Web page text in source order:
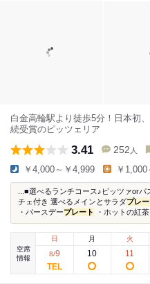
白金高輪駅より徒歩5分！日本初
続受賞のピッツェリア
3.41 252 人
￥4,000～￥4,999 ￥
...■選べるランチコース♪ピッツァorパ
チェ付き 選べるメインとサラダプレー
・バースデープレート ・ホットの紅
空席
情報
日
8/9
月
10
火
11